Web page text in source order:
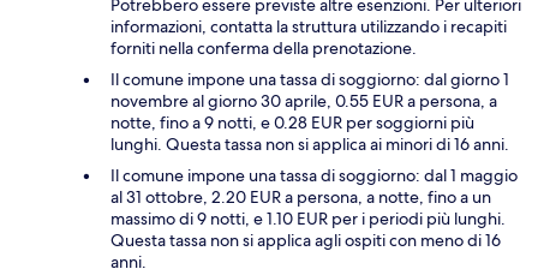
Potrebbero essere previste altre esenzioni. Per ulteriori
informazioni, contatta la struttura utilizzando i recapiti
forniti nella conferma della prenotazione.
Il comune impone una tassa di soggiorno: dal giorno 1
novembre al giorno 30 aprile, 0.55 EUR a persona, a
notte, fino a 9 notti, e 0.28 EUR per soggiorni più
lunghi. Questa tassa non si applica ai minori di 16 anni.
Il comune impone una tassa di soggiorno: dal 1 maggio
al 31 ottobre, 2.20 EUR a persona, a notte, fino a un
massimo di 9 notti, e 1.10 EUR per i periodi più lunghi.
Questa tassa non si applica agli ospiti con meno di 16
anni.